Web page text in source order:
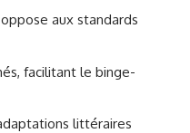
aux standards
facilitant le binge-
littéraires